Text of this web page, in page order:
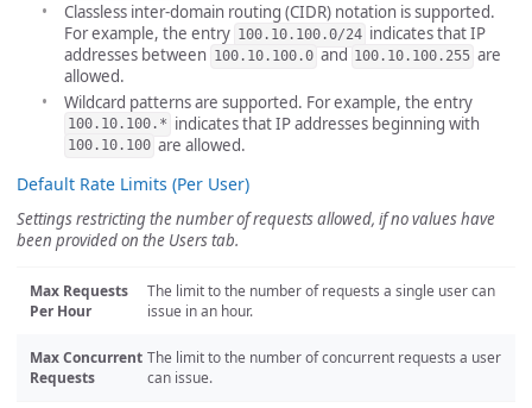
Classless inter-domain routing (CIDR) notation is supported.
For example, the entry 100.10.100.0/24 indicates that IP
addresses between 100.10.100.0 and 100.10.100.255 are
allowed.
Wildcard patterns are supported. For example, the entry
100.10.100.* indicates that IP addresses beginning with
100.10.100 are allowed.
Default Rate Limits (Per User)
Settings restricting the number of requests allowed, if no values have
been provided on the Users tab.
Max Requests
Per Hour
The limit to the number of requests a single user can
issue in an hour.
Max Concurrent
Requests
The limit to the number of concurrent requests a user
can issue.